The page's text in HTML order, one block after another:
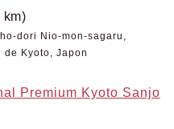
km)
dori Nio-mon-sagaru,
de Kyoto, Japon
Premium Kyoto Sanjo